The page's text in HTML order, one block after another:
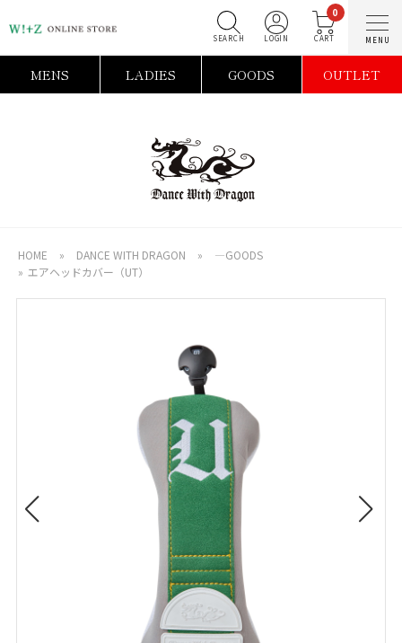
0
MENS LADIES GOODS OUTLET
HOME » DANCE WITH DRAGON »
―GOODS
» エアヘッドカバー（UT）